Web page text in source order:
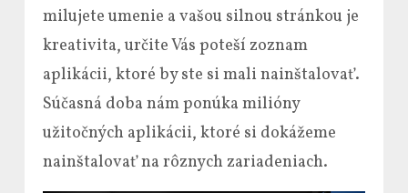
milujete umenie a vašou silnou stránkou je
kreativita, určite Vás poteší zoznam
aplikácii, ktoré by ste si mali nainštalovať.
Súčasná doba nám ponúka milióny
užitočných aplikácii, ktoré si dokážeme
nainštalovať na rôznych zariadeniach.